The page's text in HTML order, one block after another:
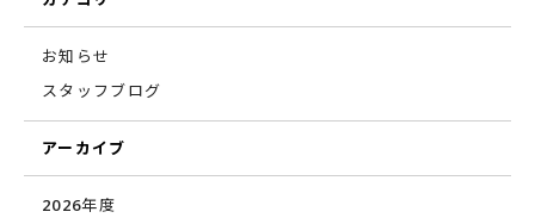
お知らせ
スタッフブログ
アーカイブ
2026年度